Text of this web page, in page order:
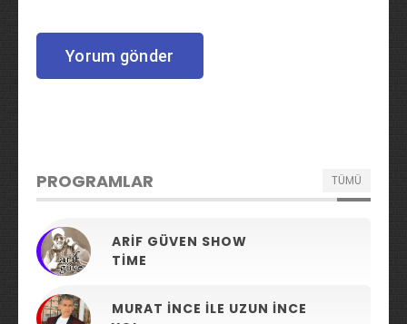
PROGRAMLAR TÜMÜ
ARIF GÜVEN SHOW
TIME
MURAT İNCE ILE UZUN İNCE